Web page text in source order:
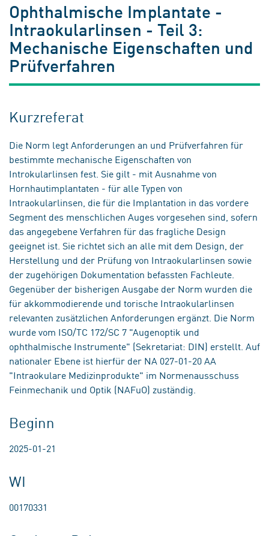
Ophthalmische Implantate -
Intraokularlinsen - Teil 3:
Mechanische Eigenschaften und
Prüfverfahren
Kurzreferat
Die Norm legt Anforderungen an und Prüfverfahren für
bestimmte mechanische Eigenschaften von
Introkularlinsen fest. Sie gilt - mit Ausnahme von
Hornhautimplantaten - für alle Typen von
Intraokularlinsen, die für die Implantation in das vordere
Segment des menschlichen Auges vorgesehen sind, sofern
das angegebene Verfahren für das fragliche Design
geeignet ist. Sie richtet sich an alle mit dem Design, der
Herstellung und der Prüfung von Intraokularlinsen sowie
der zugehörigen Dokumentation befassten Fachleute.
Gegenüber der bisherigen Ausgabe der Norm wurden die
für akkommodierende und torische Intraokularlinsen
relevanten zusätzlichen Anforderungen ergänzt. Die Norm
wurde vom ISO/TC 172/SC 7 "Augenoptik und
ophthalmische Instrumente" (Sekretariat: DIN) erstellt. Auf
nationaler Ebene ist hierfür der NA 027-01-20 AA
"Intraokulare Medizinprodukte" im Normenausschuss
Feinmechanik und Optik (NAFuO) zuständig.
Beginn
2025-01-21
WI
00170331